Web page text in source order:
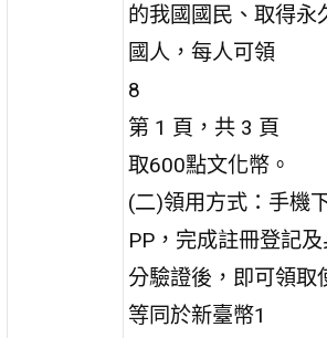
的我國國民、取得永
國人，每人可領
8
第 1 頁，共 3 頁
取600點文化幣。
(二)領用方式：手機
PP，完成註冊登記及
分驗證後，即可領取
等同於新臺幣1